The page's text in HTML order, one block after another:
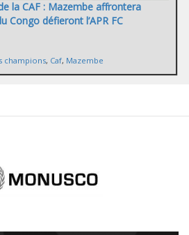
la CAF : Mazembe affrontera
Congo défieront l’APR FC
champions, Caf, Mazembe